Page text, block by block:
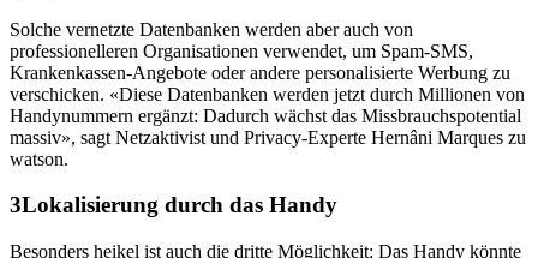
Solche vernetzte Datenbanken werden aber auch von
professionelleren Organisationen verwendet, um Spam-SMS,
Krankenkassen-Angebote oder andere personalisierte Werbung zu
verschicken. «Diese Datenbanken werden jetzt durch Millionen von
Handynummern ergänzt: Dadurch wächst das Missbrauchspotential
massiv», sagt Netzaktivist und Privacy-Experte Hernâni Marques zu
watson.
Lokalisierung durch das Handy
Besonders heikel ist auch die dritte Möglichkeit: Das Handy könnte